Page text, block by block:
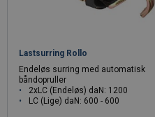
Lastsurring Rollo
Endeløs surring med automatisk
båndopruller
2xLC (Endeløs) daN: 1200
LC (Lige) daN: 600 - 600